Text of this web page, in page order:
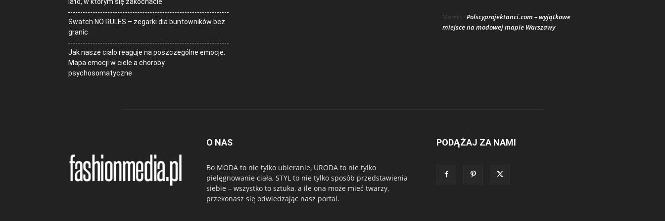
lato, w którym się zakochacie
Swatch NO RULES – zegarki dla buntowników bez
granic
Jak nasze ciało reaguje na poszczególne emocje.
Mapa emocji w ciele a choroby
psychosomatyczne
Marcin - Polscyprojektanci.com – wyjątkowe
miejsce na modowej mapie Warszawy
O NAS
Bo MODA to nie tylko ubieranie, URODA to nie tylko
pielęgnowanie ciała, STYL to nie tylko sposób przedstawienia
siebie – wszystko to sztuka, a ile ona może mieć twarzy,
przekonasz się odwiedzając nasz portal.
PODĄŻAJ ZA NAMI